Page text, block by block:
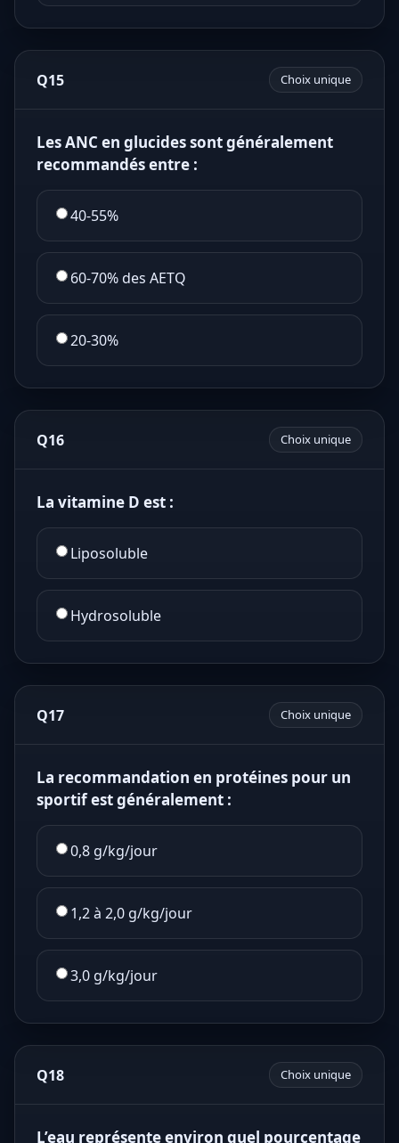
Q15 Choix unique
Les ANC en glucides sont généralement
recommandés entre :
40-55%
60-70% des AETQ
20-30%
Q16 Choix unique
La vitamine D est :
Liposoluble
Hydrosoluble
Q17 Choix unique
La recommandation en protéines pour un
sportif est généralement :
0,8 g/kg/jour
1,2 à 2,0 g/kg/jour
3,0 g/kg/jour
Q18 Choix unique
L’eau représente environ quel pourcentage